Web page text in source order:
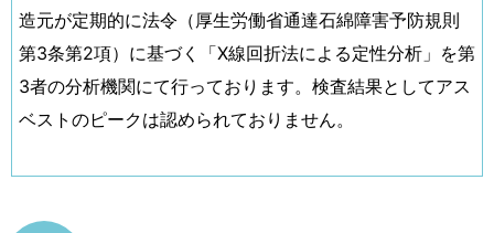
造元が定期的に法令（厚生労働省通達石綿障害予防規則
第3条第2項）に基づく「X線回折法による定性分析」を第
3者の分析機関にて行っております。検査結果としてアス
ベストのピークは認められておりません。